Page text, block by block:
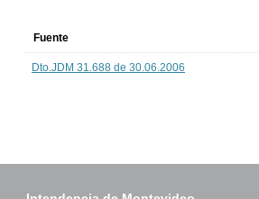
Fuente
Dto.JDM 31.688 de 30.06.2006